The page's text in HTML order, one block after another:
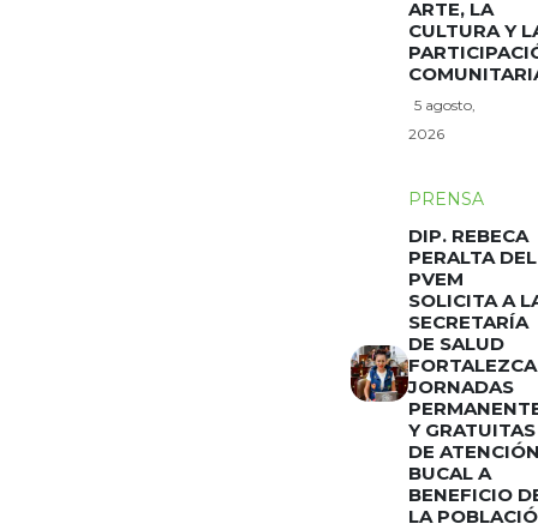
ARTE, LA
CULTURA Y
5 agosto,
2026
PRENSA
DIP. REBECA
PERALTA DEL
PVEM
SOLICITA A
SECRETARÍA
DE SALUD
FORTALEZCA
JORNADAS
Y GRATUITAS
DE
BUCAL A
BENEFICIO
LA